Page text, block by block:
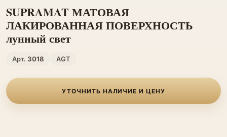
SUPRAMAT МАТОВАЯ
ЛАКИРОВАННАЯ ПОВЕРХНОСТЬ
лунный свет
Арт. 3018 AGT
УТОЧНИТЬ НАЛИЧИЕ И ЦЕНУ